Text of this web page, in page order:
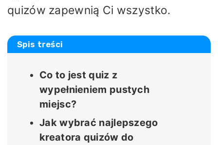
quizów zapewnią Ci wszystko.
Spis treści
Co to jest quiz z
wypełnieniem pustych
miejsc?
Jak wybrać najlepszego
kreatora quizów do